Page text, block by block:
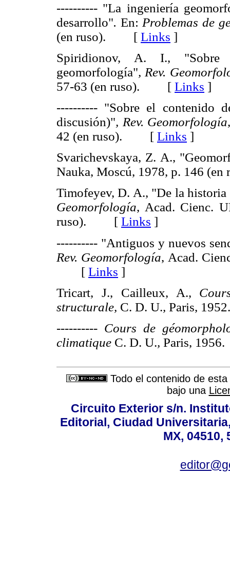
---------- "La ingeniería
desarrollo". En: Problemas de
(en ruso). [ Links ]
Spiridionov, A. I., "Sobre
geomorfología", Rev.
57-63 (en ruso). [ Links ]
---------- "Sobre el contenido
discusión)", Rev. Geomorfología
42 (en ruso). [ Links ]
Svarichevskaya, Z. A.,
Nauka, Moscú, 1978, p. 146
Timofeyev, D. A., "De la
Geomorfología, Acad. Cienc.
ruso). [ Links ]
---------- "Antiguos y nuevos
Rev. Geomorfología, Acad.
[ Links ]
Tricart, J., Cailleux, A.,
structurale, C. D. U., Paris,
---------- Cours de
climatique C. D. U., Paris,
Todo el contenido de
bajo una
Circuito Exterior s/n.
Editorial, Ciudad
MX, 04510,